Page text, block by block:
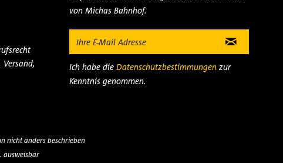
von Michas Bahnhof.
Ich habe die Datenschutzbestimmungenzur
Kenntnis genommen.
nicht anders beschrieben
ausweisbar